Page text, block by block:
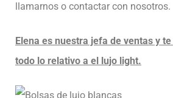
llamarnos o contactar con nosotros.
Elena es nuestra jefa de ventas y
todo lo relativo a el lujo light.